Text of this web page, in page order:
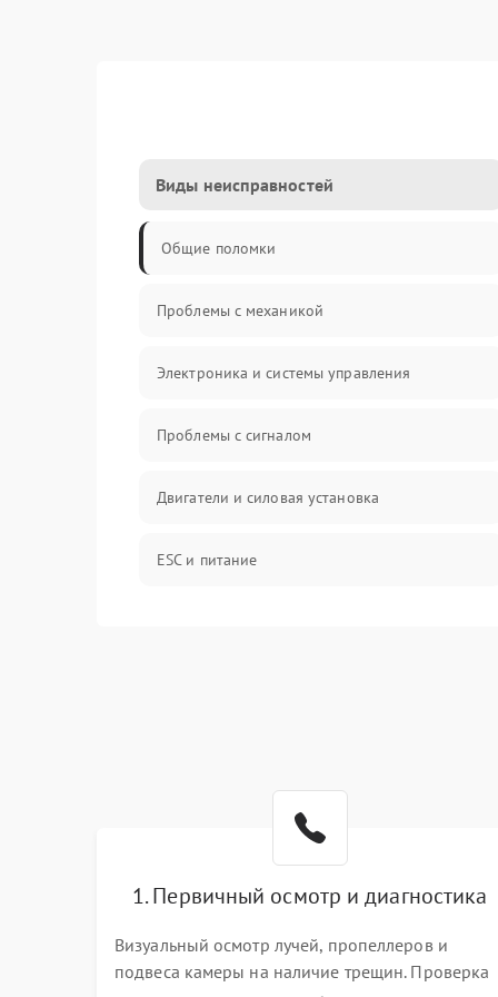
Виды неисправностей
Общие поломки
Проблемы с механикой
Электроника и системы управления
Проблемы с сигналом
Двигатели и силовая установка
ESC и питание
Температурные и внешние факторы
1. Первичный осмотр и диагностика
Визуальный осмотр лучей, пропеллеров и
подвеса камеры на наличие трещин. Проверка